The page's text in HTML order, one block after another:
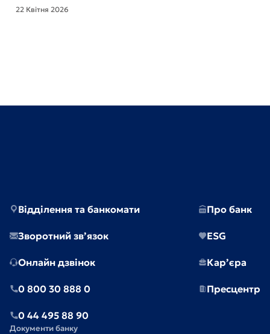
22 Квітня 2026
Відділення та банкомати
Зворотний зв’язок
Онлайн дзвінок
0 800 30 888 0
0 44 495 88 90
Про банк
ESG
Кар’єра
Пресцентр
Документи банку